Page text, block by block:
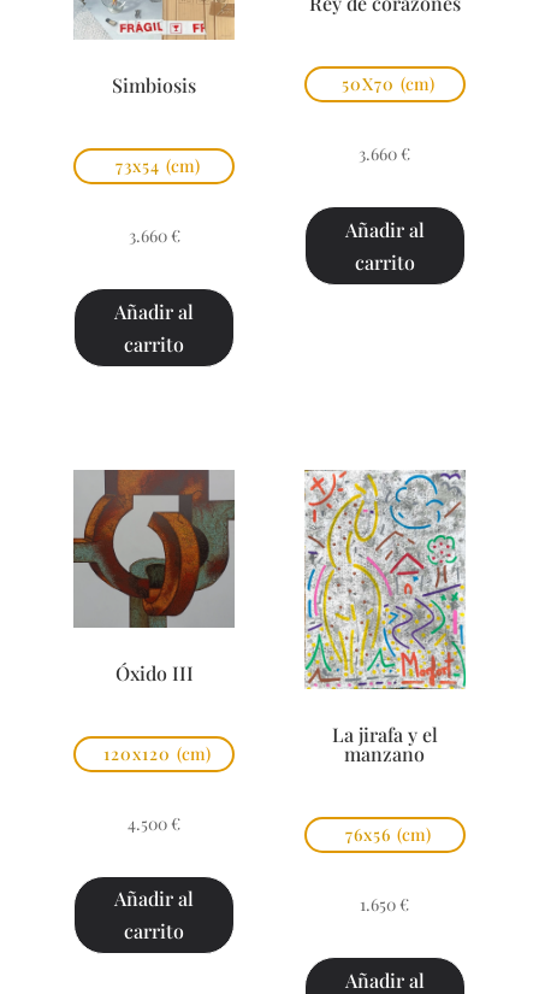
Simbiosis
73x54 (cm)
3.660 €
Añadir al
carrito
50X70 (cm)
3.660 €
Añadir al
carrito
Óxido III
120x120 (cm)
4.500 €
Añadir al
carrito
La jirafa y el
manzano
76x56 (cm)
1.650 €
Añadir al